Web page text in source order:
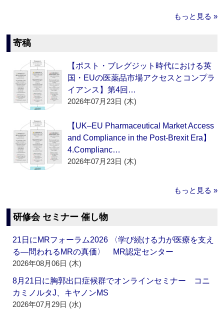
もっと見る »
寄稿
【ポスト・ブレグジット時代における英
国・EUの医薬品市場アクセスとコンプラ
イアンス】第4回…
2026年07月23日 (木)
【UK–EU Pharmaceutical Market Access
and Compliance in the Post-Brexit Era】
4.Complianc…
2026年07月23日 (木)
もっと見る »
研修会 セミナー 催し物
21日にMRフォーラム2026 〈学び続ける力が医療を支え
る―問われるMRの真価〉 MR認定センター
2026年08月06日 (木)
8月21日に胸郭出口症候群でオンラインセミナー コニ
カミノルタJ、キヤノンMS
2026年07月29日 (水)